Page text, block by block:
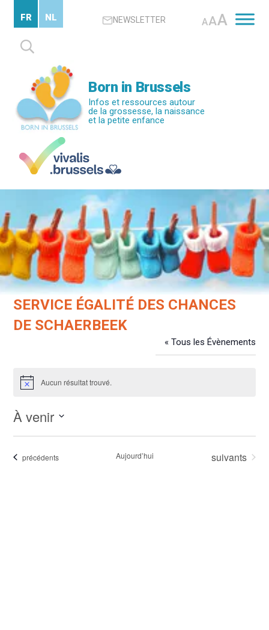
contenu
principal
NEWSLETTER AAA
Rechercher :
FR NL
Born in Brussels
Infos et ressources autour
de la grossesse, la naissance
et la petite enfance
SERVICE ÉGALITÉ DES CHANCES
DE SCHAERBEEK
« Tous les Évènements
NoticeAucun résultat trouvé.
À venir
date.Évènements
précédents Aujourd’hui Évènements
suivants